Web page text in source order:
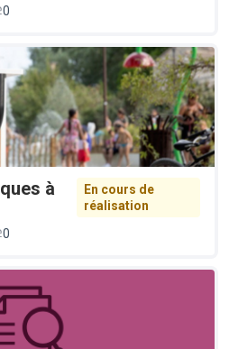
0
à
En cours de
réalisation
0